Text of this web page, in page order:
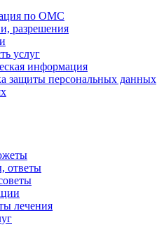
по ОМС
разрешения
услуг
информация
защиты персональных данных
ответы
лечения